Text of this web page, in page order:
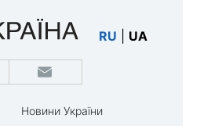
RU UA
Новини України